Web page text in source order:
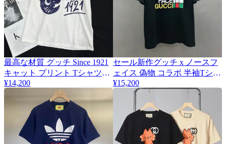
最高な材質 グッチ Since 1921
キャット プリント Tシャツ
guu43007
¥14,200
セール新作グッチ x ノースフ
ェイス 偽物 コラボ 半袖Tシャ
ツ guy30492
¥15,200